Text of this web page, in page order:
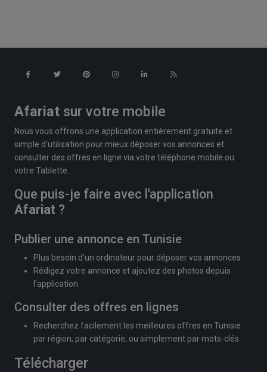
Afariat sur votre mobile
Nous vous offrons une application entièrement gratuite et
simple d'utilisation pour mieux déposer vos annonces et
consulter des offres en ligne via votre téléphone mobile ou
votre Tablette.
Que puis-je faire avec l'application
Afariat ?
Publier une annonce en Tunisie
Plus besoin d'un ordinateur pour déposer vos annonces
Rédigez votre annonce et ajoutez des photos depuis
l'application
Consulter des offres en lignes
Recherchez facilement les meilleures offres en Tunisie
par région, par catégorie, ou simplement par mots-clés.
Télécharger